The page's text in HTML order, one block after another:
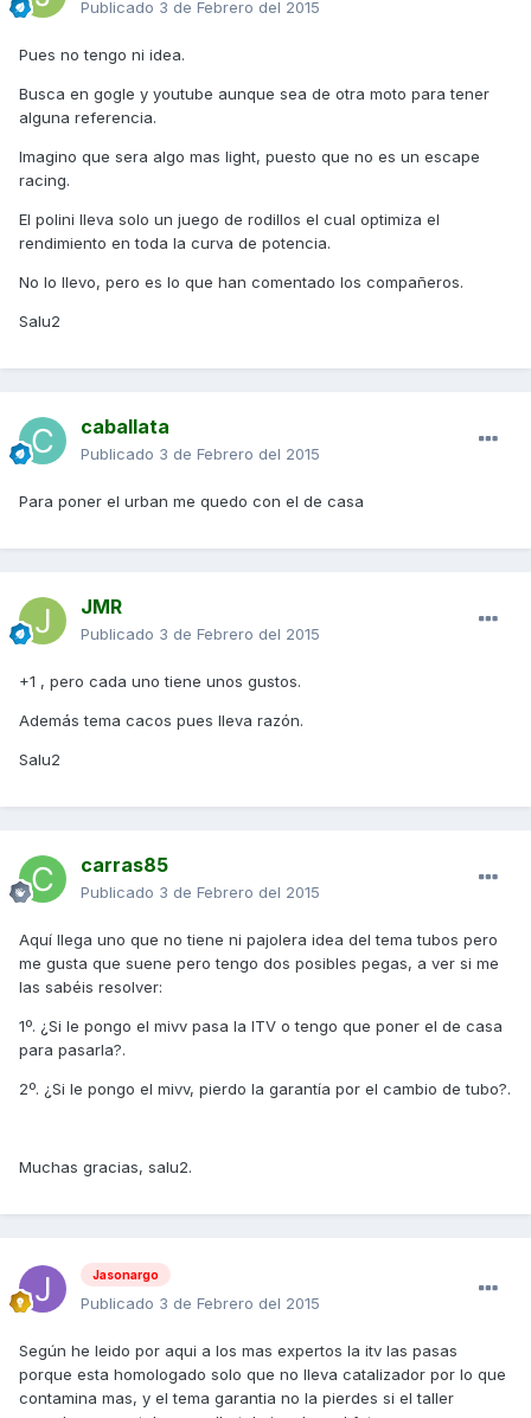
Publicado 3 de Febrero del 2015
Pues no tengo ni idea.
Busca en gogle y youtube aunque sea de otra moto para tener
alguna referencia.
Imagino que sera algo mas light, puesto que no es un escape
racing.
El polini lleva solo un juego de rodillos el cual optimiza el
rendimiento en toda la curva de potencia.
No lo llevo, pero es lo que han comentado los compañeros.
Salu2
caballata
Publicado 3 de Febrero del 2015
Para poner el urban me quedo con el de casa
JMR
Publicado 3 de Febrero del 2015
+1 , pero cada uno tiene unos gustos.
Además tema cacos pues lleva razón.
Salu2
carras85
Publicado 3 de Febrero del 2015
Aquí llega uno que no tiene ni pajolera idea del tema tubos pero
me gusta que suene pero tengo dos posibles pegas, a ver si me
las sabéis resolver:
1º. ¿Si le pongo el mivv pasa la ITV o tengo que poner el de casa
para pasarla?.
2º. ¿Si le pongo el mivv, pierdo la garantía por el cambio de tubo?.
Muchas gracias, salu2.
Jasonargo
Publicado 3 de Febrero del 2015
Según he leido por aqui a los mas expertos la itv las pasas
porque esta homologado solo que no lleva catalizador por lo que
contamina mas, y el tema garantia no la pierdes si el taller